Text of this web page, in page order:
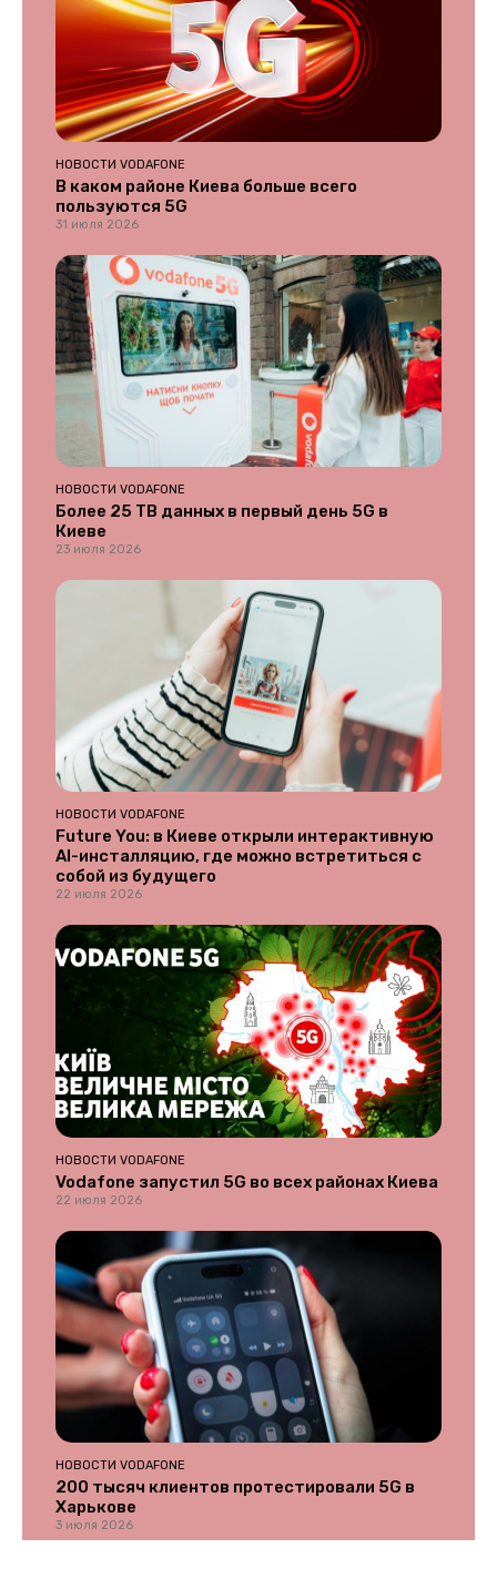
НОВОСТИ VODAFONE
В каком районе Киева больше всего
пользуются 5G
31 июля 2026
НОВОСТИ VODAFONE
Более 25 ТВ данных в первый день 5G в
Киеве
23 июля 2026
НОВОСТИ VODAFONE
Future You: в Киеве открыли интерактивную
AI-инсталляцию, где можно встретиться с
собой из будущего
22 июля 2026
НОВОСТИ VODAFONE
Vodafone запустил 5G во всех районах Киева
22 июля 2026
НОВОСТИ VODAFONE
200 тысяч клиентов протестировали 5G в
Харькове
3 июля 2026